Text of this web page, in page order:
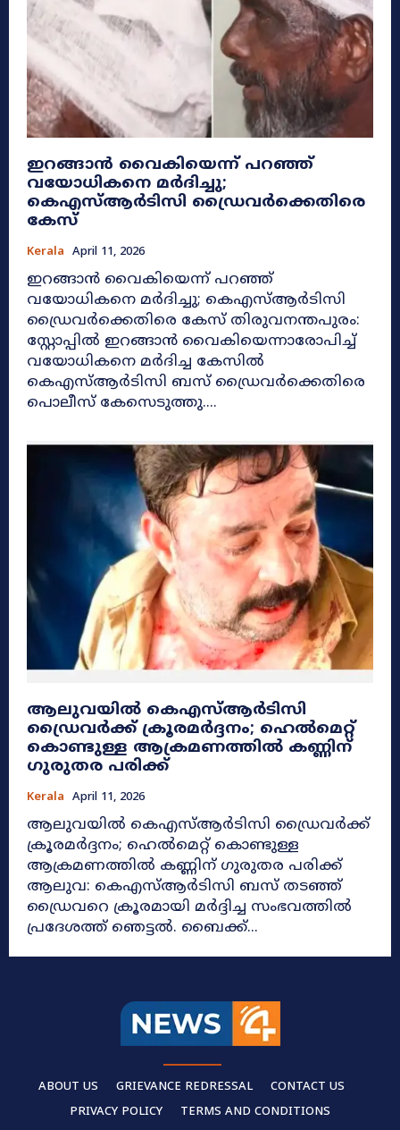
ഇറങ്ങാൻ വൈകിയെന്ന് പറഞ്ഞ്
വയോധികനെ മർദിച്ചു;
കെഎസ്ആർടിസി ഡ്രൈവർക്കെതിരെ
കേസ്
Kerala April 11, 2026
ഇറങ്ങാൻ വൈകിയെന്ന് പറഞ്ഞ്
വയോധികനെ മർദിച്ചു; കെഎസ്ആർടിസി
ഡ്രൈവർക്കെതിരെ കേസ് തിരുവനന്തപുരം:
സ്റ്റോപ്പിൽ ഇറങ്ങാൻ വൈകിയെന്നാരോപിച്ച്
വയോധികനെ മർദിച്ച കേസിൽ
കെഎസ്ആർടിസി ബസ് ഡ്രൈവർക്കെതിരെ
പൊലീസ് കേസെടുത്തു....
ആലുവയിൽ കെഎസ്ആർടിസി
ഡ്രൈവർക്ക് ക്രൂരമർദ്ദനം; ഹെൽമെറ്റ്
കൊണ്ടുള്ള ആക്രമണത്തിൽ കണ്ണിന്
ഗുരുതര പരിക്ക്
Kerala April 11, 2026
ആലുവയിൽ കെഎസ്ആർടിസി ഡ്രൈവർക്ക്
ക്രൂരമർദ്ദനം; ഹെൽമെറ്റ് കൊണ്ടുള്ള
ആക്രമണത്തിൽ കണ്ണിന് ഗുരുതര പരിക്ക്
ആലുവ: കെഎസ്ആർടിസി ബസ് തടഞ്ഞ്
ഡ്രൈവറെ ക്രൂരമായി മർദ്ദിച്ച സംഭവത്തിൽ
പ്രദേശത്ത് ഞെട്ടൽ. ബൈക്ക്...
ABOUT US GRIEVANCE REDRESSAL
CONTACT US
PRIVACY POLICY
TERMS AND CONDITIONS